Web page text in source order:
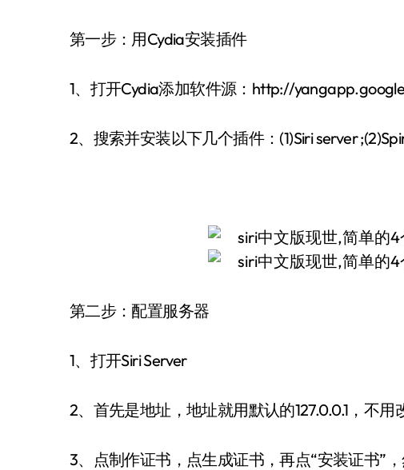
第一步：用Cydia安装插件
1、打开Cydia添加软件源：http://
2、搜索并安装以下几个插件：(1)Siri server
第二步：配置服务器
1、打开Siri Server
2、首先是地址，地址就用默认的127.0.0.1，不用
3、点制作证书，点生成证书，再点“安装证书”，